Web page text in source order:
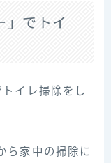
」でトイ
イレ掃除をし
ら家中の掃除に